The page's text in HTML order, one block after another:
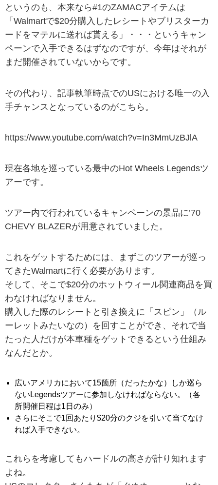
というのも、本来なら#1のZAMACアイテムは
「Walmartで$20分購入したレシートやブリスターカ
ードをマテルに送れば貰える」・・・というキャン
ペーンで入手できるはずなのですが、今年はそれが
まだ開催されていないからです。
その代わり、記事執筆時点でのUSにおける唯一の入
手チャンスとなっているのがこちら。
https://www.youtube.com/watch?v=In3MmUzBJlA
現在各地を巡っている最中のHot Wheels Legendsツ
アーです。
ツアー内で行われているキャンペーンの景品に’70
CHEVY BLAZERが用意されていました。
これをゲットするためには、まずこのツアーが巡っ
てきたWalmartに行く必要があります。
そして、そこで$20分のホットウィール関連商品を買
わなければなりません。
購入した際のレシートと引き換えに「スピン」（ル
ーレットみたいなの）を回すことができ、それで当
たった人だけが本車種をゲットできるという仕組み
なんだとか。
広いアメリカにおいて15箇所（だったかな）しか巡ら
ないLegendsツアーに参加しなければならない。（各
所開催日程は1日のみ）
さらにそこで1回あたり$20分のクジを引いて当てなけ
れば入手できない。
これらを考慮してもハードルの高さが計り知れます
よね。